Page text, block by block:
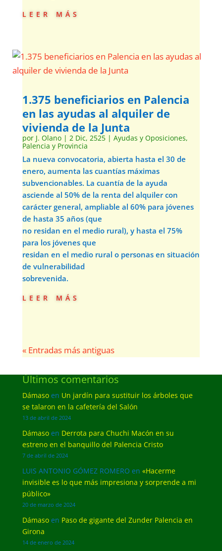
leer más
1.375 beneficiarios en Palencia
en las ayudas al alquiler de
vivienda de la Junta
por J. Olano| 2 Dic, 2525| Ayudas y Oposiciones,
Palencia y Provincia
La nueva convocatoria, abierta hasta el 30 de
enero, aumenta las cuantías máximas
subvencionables. La cuantía de la ayuda
asciende al 50% de la renta del alquiler con
carácter general, ampliable al 60% para jóvenes
de hasta 35 años (que
no residan en el medio rural), y hasta el 75%
para los jóvenes que
residan en el medio rural o personas en situación
de vulnerabilidad
sobrevenida.
leer más
« Entradas más antiguas
Últimos comentarios
Dámasoen Un jardín para sustituir los árboles que
se talaron en la cafetería del Salón
13 de abril de 2024
Dámasoen Derrota para Chuchi Macón en su
estreno en el banquillo del Palencia Cristo
7 de abril de 2024
LUIS ANTONIO GÓMEZ ROMERO en «Hacerme
invisible es lo que más impresiona y sorprende a mi
público»
20 de marzo de 2024
Dámasoen Paso de gigante del Zunder Palencia en
Girona
14 de enero de 2024